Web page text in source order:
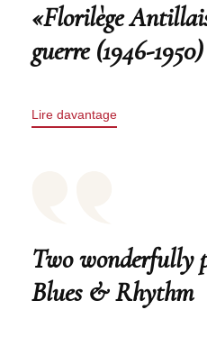
«Florilège
guerre (1946-
Lire davantage
Two wonderfully
Blues & Rhythm